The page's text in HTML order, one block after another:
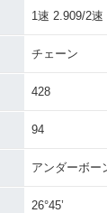
1速 2.909/2
チェーン
428
94
アンダーボー
26°45’